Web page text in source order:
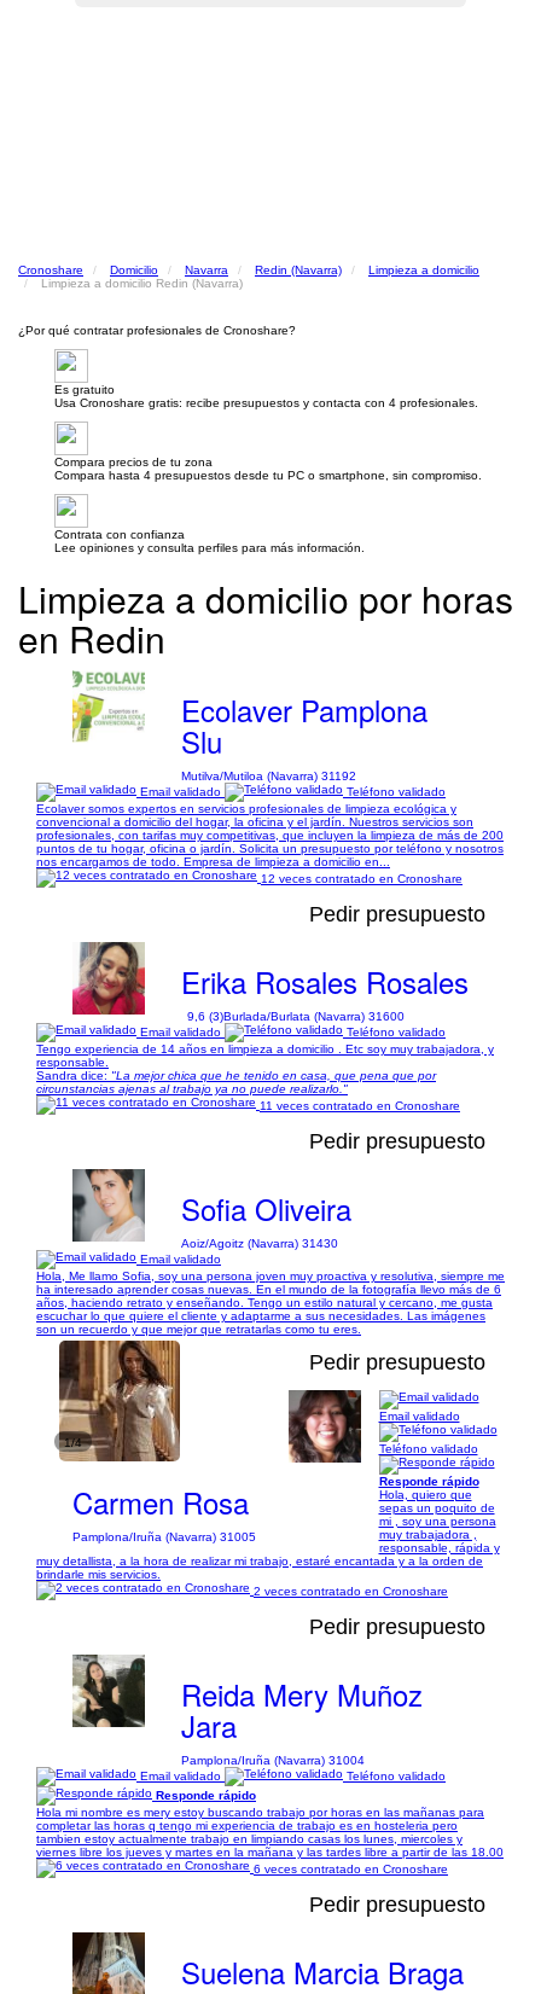
Cronoshare Domicilio Navarra Redin (Navarra)
Limpieza a domicilio
Limpieza a domicilio Redin (Navarra)
¿Por qué contratar profesionales de Cronoshare?
Es gratuito
Usa Cronoshare gratis: recibe presupuestos y contacta con 4 profesionales.
Compara precios de tu zona
Compara hasta 4 presupuestos desde tu PC o smartphone, sin compromiso.
Contrata con confianza
Lee opiniones y consulta perfiles para más información.
Limpieza a domicilio por horas
en Redin
Ecolaver Pamplona
Slu
Mutilva/Mutiloa (Navarra) 31192
Email validado
Teléfono validado
Ecolaver somos expertos en servicios profesionales de limpieza ecológica y
convencional a domicilio del hogar, la oficina y el jardín. Nuestros servicios son
profesionales, con tarifas muy competitivas, que incluyen la limpieza de más de 200
puntos de tu hogar, oficina o jardín. Solicita un presupuesto por teléfono y nosotros
nos encargamos de todo. Empresa de limpieza a domicilio en...
12 veces contratado en Cronoshare
Pedir presupuesto
Erika Rosales Rosales
9,6 (3)Burlada/Burlata (Navarra) 31600
Email validado
Teléfono validado
Tengo experiencia de 14 años en limpieza a domicilio . Etc soy muy trabajadora, y
responsable.
Sandra dice: "La mejor chica que he tenido en casa, que pena que por
circunstancias ajenas al trabajo ya no puede realizarlo."
11 veces contratado en Cronoshare
Pedir presupuesto
Sofia Oliveira
Aoiz/Agoitz (Navarra) 31430
Email validado
Hola, Me llamo Sofia, soy una persona joven muy proactiva y resolutiva, siempre me
ha interesado aprender cosas nuevas. En el mundo de la fotografía llevo más de 6
años, haciendo retrato y enseñando. Tengo un estilo natural y cercano, me gusta
escuchar lo que quiere el cliente y adaptarme a sus necesidades. Las imágenes
son un recuerdo y que mejor que retratarlas como tu eres.
1/4
Pedir presupuesto
Carmen Rosa
Pamplona/Iruña (Navarra) 31005
Email validado
Teléfono validado
Responde rápido
Hola, quiero que
sepas un poquito de
mi , soy una persona
muy trabajadora ,
responsable, rápida y
muy detallista, a la hora de realizar mi trabajo, estaré encantada y a la orden de
brindarle mis servicios.
2 veces contratado en Cronoshare
Pedir presupuesto
Reida Mery Muñoz
Jara
Pamplona/Iruña (Navarra) 31004
Email validado
Teléfono validado
Responde rápido
Hola mi nombre es mery estoy buscando trabajo por horas en las mañanas para
completar las horas q tengo mi experiencia de trabajo es en hosteleria pero
tambien estoy actualmente trabajo en limpiando casas los lunes, miercoles y
viernes libre los jueves y martes en la mañana y las tardes libre a partir de las 18.00
6 veces contratado en Cronoshare
Pedir presupuesto
Suelena Marcia Braga